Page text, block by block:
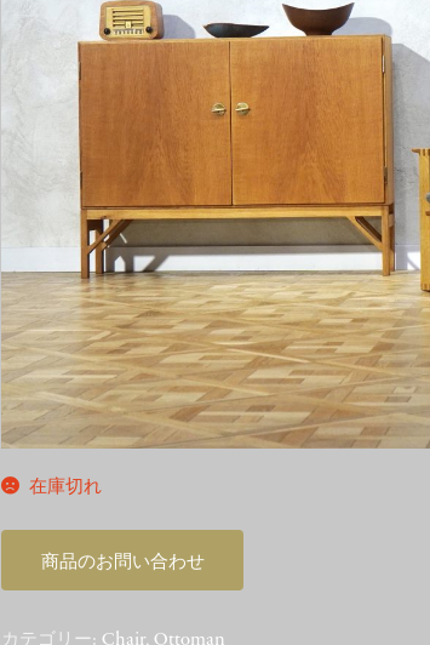
在庫切れ
商品のお問い合わせ
カテゴリー: Chair, Ottoman